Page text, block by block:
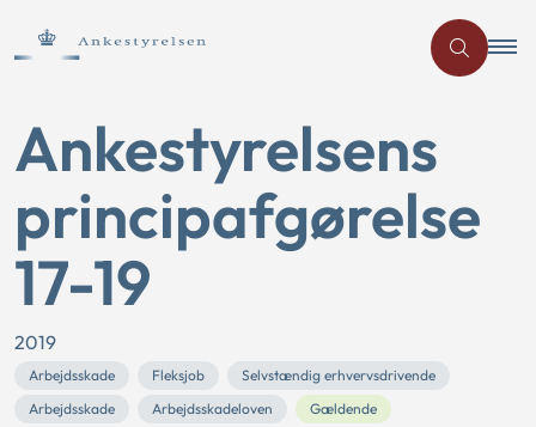
Ankestyrelsens
principafgørelse
17-19
2019
Arbejdsskade Fleksjob
Selvstændig erhvervsdrivende
Arbejdsskade
Arbejdsskadeloven Gældende